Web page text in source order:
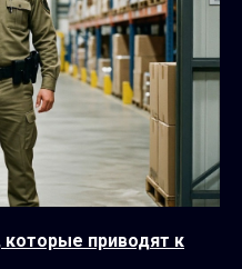
приводят к